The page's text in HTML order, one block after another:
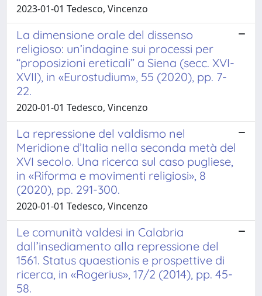
2023-01-01 Tedesco, Vincenzo
La dimensione orale del dissenso
religioso: un’indagine sui processi per
“proposizioni ereticali” a Siena (secc. XVI-
XVII), in «Eurostudium», 55 (2020), pp. 7-
22.
2020-01-01 Tedesco, Vincenzo
La repressione del valdismo nel
Meridione d’Italia nella seconda metà del
XVI secolo. Una ricerca sul caso pugliese,
in «Riforma e movimenti religiosi», 8
(2020), pp. 291-300.
2020-01-01 Tedesco, Vincenzo
Le comunità valdesi in Calabria
dall’insediamento alla repressione del
1561. Status quaestionis e prospettive di
ricerca, in «Rogerius», 17/2 (2014), pp. 45-
58.